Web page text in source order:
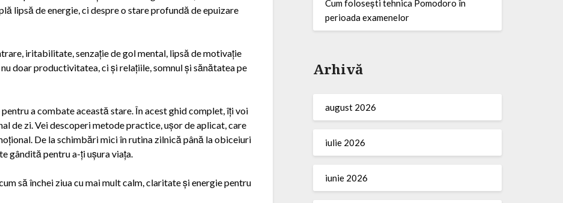
lipsă de energie, ci despre o stare profundă de epuizare
iritabilitate, senzație de gol mental, lipsă de motivație
doar productivitatea, ci și relațiile, somnul și sănătatea pe
a combate această stare. În acest ghid complet, îți voi
de zi. Vei descoperi metode practice, ușor de aplicat, care
De la schimbări mici în rutina zilnică până la obiceiuri
gândită pentru a-ți ușura viața.
să închei ziua cu mai mult calm, claritate și energie pentru
Cum folosești tehnica Pomodoro în
perioada examenelor
Arhivă
august 2026
iulie 2026
iunie 2026